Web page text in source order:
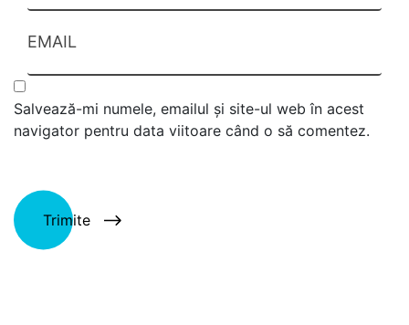
EMAIL
Salvează-mi numele, emailul și site-ul web în acest
navigator pentru data viitoare când o să comentez.
Trimite